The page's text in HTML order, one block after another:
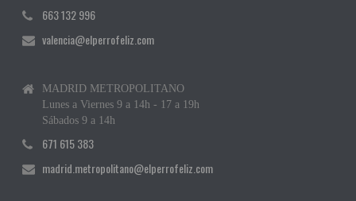
663 132 996
valencia@elperrofeliz.com
MADRID METROPOLITANO
Lunes a Viernes 9 a 14h - 17 a 19h
Sábados 9 a 14h
671 615 383
madrid.metropolitano@elperrofeliz.com